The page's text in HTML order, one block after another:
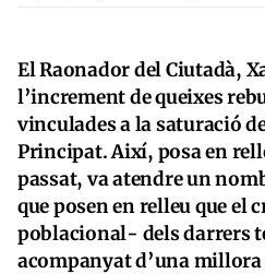
El Raonador del Ciutadà,
l’increment de queixes
vinculades a la saturació
Principat. Així, posa en
passat, va atendre un
que posen en relleu que el
poblacional- dels darrers
acompanyat d’una